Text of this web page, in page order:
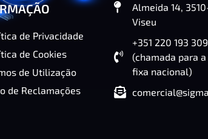
de Privacidade
de Cookies
de Utilização
de Reclamações
Almeida 14,
Viseu
+351 220 193 309
(chamada para
fixa nacional)